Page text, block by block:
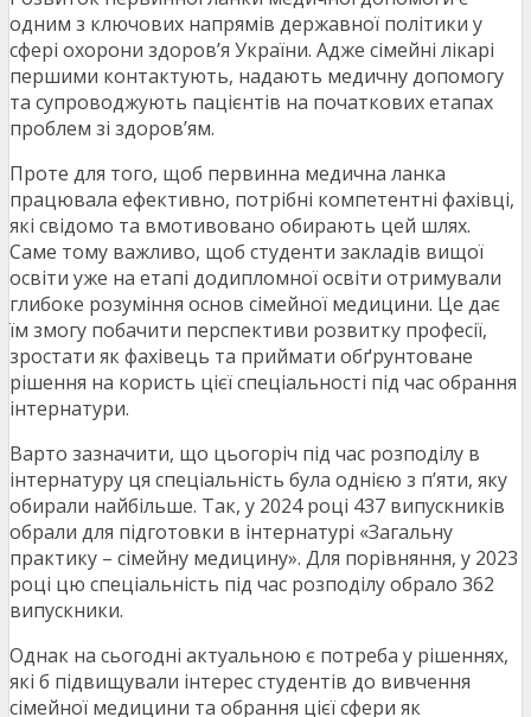
одним з ключових напрямів державної політики у
сфері охорони здоров’я України. Адже сімейні лікарі
першими контактують, надають медичну допомогу
та супроводжують пацієнтів на початкових етапах
проблем зі здоров’ям.
Проте для того, щоб первинна медична ланка
працювала ефективно, потрібні компетентні фахівці,
які свідомо та вмотивовано обирають цей шлях.
Саме тому важливо, щоб студенти закладів вищої
освіти уже на етапі додипломної освіти отримували
глибоке розуміння основ сімейної медицини. Це дає
їм змогу побачити перспективи розвитку професії,
зростати як фахівець та приймати обґрунтоване
рішення на користь цієї спеціальності під час обрання
інтернатури.
Варто зазначити, що цьогоріч під час розподілу в
інтернатуру ця спеціальність була однією з п’яти, яку
обирали найбільше. Так, у 2024 році 437 випускників
обрали для підготовки в інтернатурі «Загальну
практику – сімейну медицину». Для порівняння, у 2023
році цю спеціальність під час розподілу обрало 362
випускники.
Однак на сьогодні актуальною є потреба у рішеннях,
які б підвищували інтерес студентів до вивчення
сімейної медицини та обрання цієї сфери як